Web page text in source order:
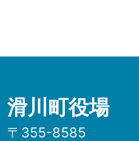
滑川町役場
〒355-8585